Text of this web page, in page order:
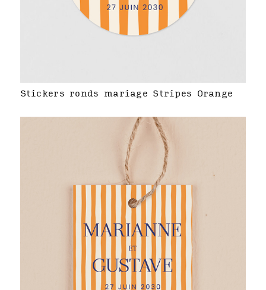
Stickers ronds mariage Stripes Orange